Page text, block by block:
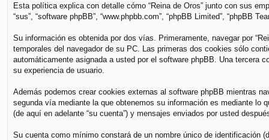
Esta política explica con detalle cómo “Reina de Oros” junto con sus
“sus”, “software phpBB”, “www.phpbb.com”, “phpBB Limited”, “phpBB
Su información es obtenida por dos vías. Primeramente, navegar por
temporales del navegador de su PC. Las primeras dos cookies sólo
automáticamente asignada a usted por el software phpBB. Una tercera
su experiencia de usuario.
Además podemos crear cookies externas al software phpBB mientras
segunda vía mediante la que obtenemos su información es mediante lo
(de aquí en adelante “su cuenta”) y mensajes enviados por usted
Su cuenta como mínimo constará de un nombre único de identificación